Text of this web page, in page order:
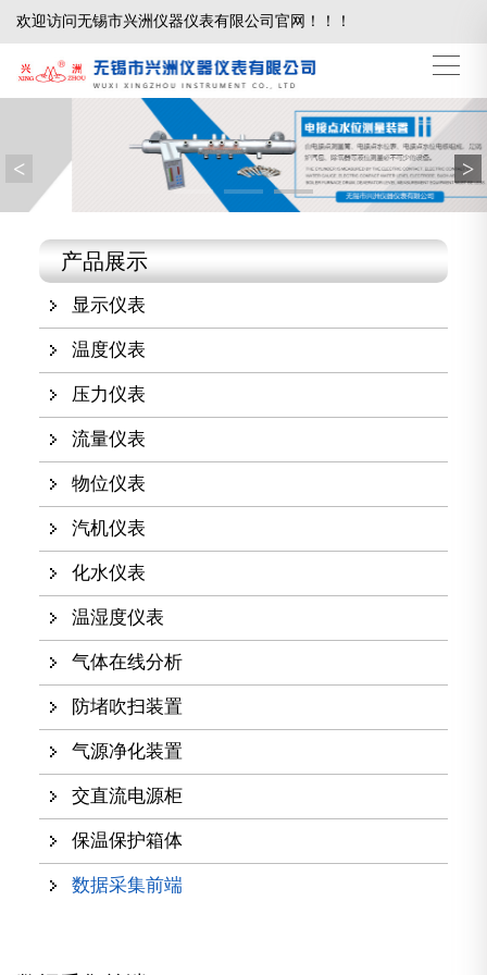
欢迎访问无锡市兴洲仪器仪表有限公司官网！！！
< >
产品展示
显示仪表
温度仪表
压力仪表
流量仪表
物位仪表
汽机仪表
化水仪表
温湿度仪表
气体在线分析
防堵吹扫装置
气源净化装置
交直流电源柜
保温保护箱体
数据采集前端